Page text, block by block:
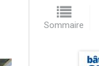
Sommaire